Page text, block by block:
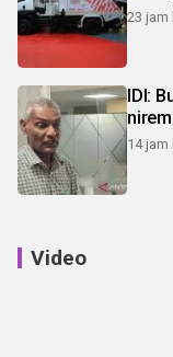
23 jam
IDI:
14 jam
Video